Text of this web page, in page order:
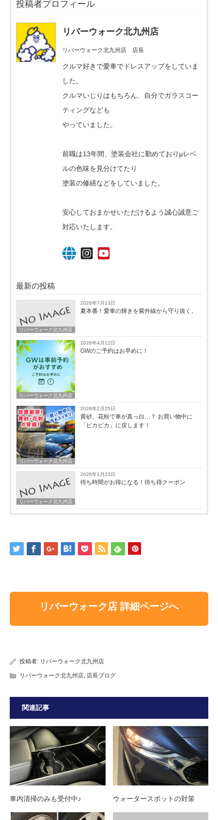
投稿者プロフィール
リバーウォーク北九州店
リバーウォーク北九州店 店長
クルマ好きで愛車でドレスアップをしていま
した。
クルマいじりはもちろん、自分でガラスコー
ティングなども
やっていました。
前職は13年間、塗装会社に勤めておりμレベ
ルの色味を見分けてたり
塗装の修繕などをしていました。
安心しておまかせいただけるよう誠心誠意ご
対応いたします。
最新の投稿
リバーウォーク北九州店
2026年7月13日
夏本番！愛車の輝きを紫外線から守り抜く。
リバーウォーク北九州店
2026年4月12日
GWのご予約はお早めに！
リバーウォーク北九州店
2026年2月25日
黄砂、花粉で車が真っ白…？ お買い物中に
「ピカピカ」に戻します！
リバーウォーク北九州店
2026年1月23日
待ち時間がお得になる！待ち得クーポン
リバーウォーク店 詳細ページへ
投稿者: リバーウォーク北九州店
リバーウォーク北九州店 店長ブログ
関連記事
車内清掃のみも受付中♪ ウォータースポットの対策